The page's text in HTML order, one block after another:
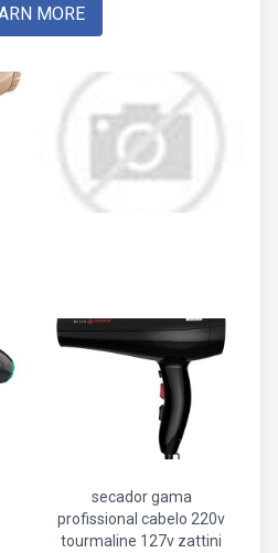
MORE
secador gama
profissional cabelo 220v
tourmaline 127v zattini